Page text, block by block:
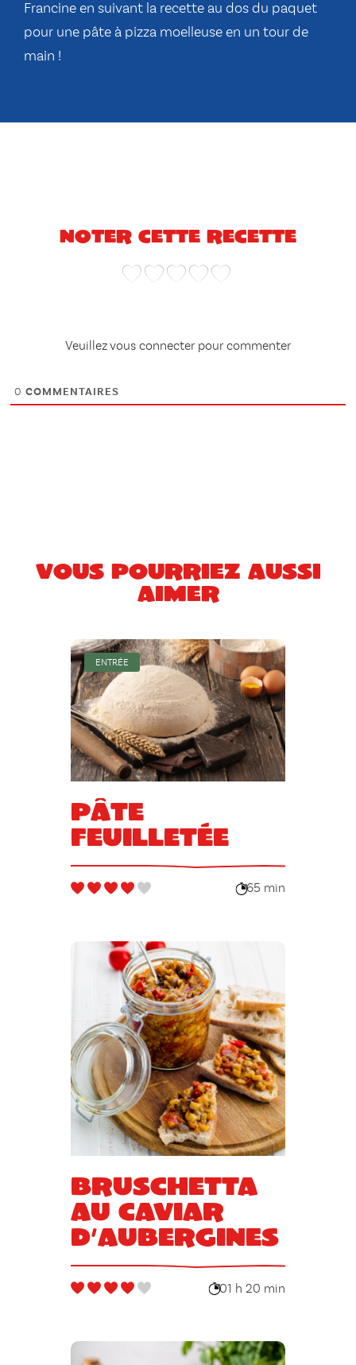
Francine en suivant la recette au dos du paquet
pour une pâte à pizza moelleuse en un tour de
main !
Noter cette recette
Veuillez vous connecter pour commenter
0 COMMENTAIRES
Vous pourriez aussi
aimer
ENTRÉE
Pâte
feuilletée
65 min
Bruschetta
au caviar
d’aubergines
01 h 20 min